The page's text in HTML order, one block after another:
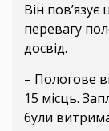
Він
перевагу
досвід.
– Пологове
15 місць.
були